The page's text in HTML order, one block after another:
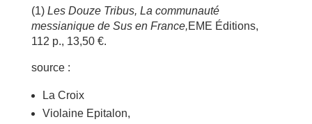
(1) Les Douze Tribus, La communauté
messianique de Sus en France,EME Éditions,
112 p., 13,50 €.
source :
La Croix
Violaine Epitalon,